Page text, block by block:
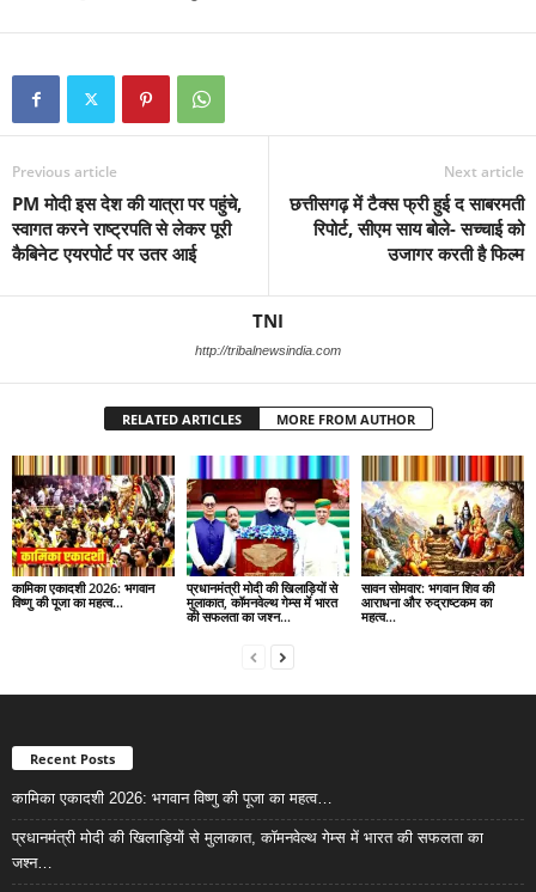
Previous article
PM मोदी इस देश की यात्रा पर पहुंचे,
स्‍वागत करने राष्‍ट्रपति से लेकर पूरी
कैबिनेट एयरपोर्ट पर उतर आई
Next article
छत्तीसगढ़ में टैक्स फ्री हुई द साबरमती
रिपोर्ट, सीएम साय बोले- सच्चाई को
उजागर करती है फिल्म
TNI
http://tribalnewsindia.com
RELATED ARTICLES MORE FROM AUTHOR
कामिका एकादशी 2026: भगवान
विष्णु की पूजा का महत्व…
प्रधानमंत्री मोदी की खिलाड़ियों से
मुलाकात, कॉमनवेल्थ गेम्स में भारत
की सफलता का जश्न…
सावन सोमवार: भगवान शिव की
आराधना और रुद्राष्टकम का
महत्व…
Recent Posts
कामिका एकादशी 2026: भगवान विष्णु की पूजा का महत्व…
प्रधानमंत्री मोदी की खिलाड़ियों से मुलाकात, कॉमनवेल्थ गेम्स में भारत की सफलता का
जश्न…